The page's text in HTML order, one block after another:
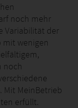
noch mehr
Variabilität der
mit wenigen
noch
Mit MeinBetrieb
erfüllt.